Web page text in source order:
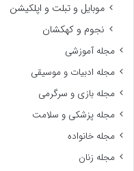
موبایل و تبلت و اپلکیشن
نجوم و کهکشان
مجله آموزشی
مجله ادبیات و موسیقی
مجله بازی و سرگرمی
مجله پزشکی و سلامت
مجله خانواده
مجله زنان